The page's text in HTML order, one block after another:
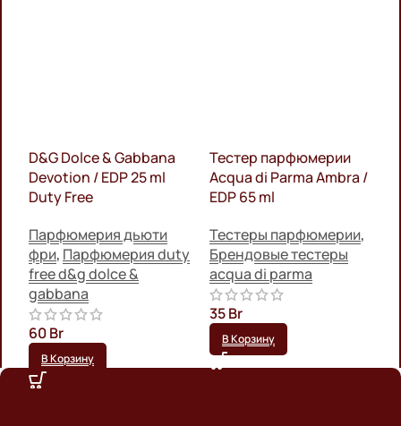
D&G Dolce & Gabbana
Devotion / EDP 25 ml
Duty Free
Парфюмерия дьюти
фри, Парфюмерия duty
free d&g dolce &
gabbana
60Br
В Корзину
Тестер парфюмерии
Acqua di Parma Ambra /
EDP 65 ml
Тестеры парфюмерии,
Брендовые тестеры
acqua di parma
35Br
В Корзину